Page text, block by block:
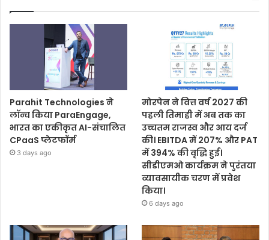
Parahit Technologies ने
लॉन्च किया ParaEngage,
भारत का एकीकृत AI-संचालित
CPaaS प्लेटफॉर्म
3 days ago
मोरपेन ने वित्त वर्ष 2027 की
पहली तिमाही में अब तक का
उच्चतम राजस्व और आय दर्ज
की। EBITDA में 207% और PAT
में 394% की वृद्धि हुई।
सीडीएमओ कार्यक्रम ने पुरंतया
व्यावसायीक चरण में प्रवेश
किया।
6 days ago